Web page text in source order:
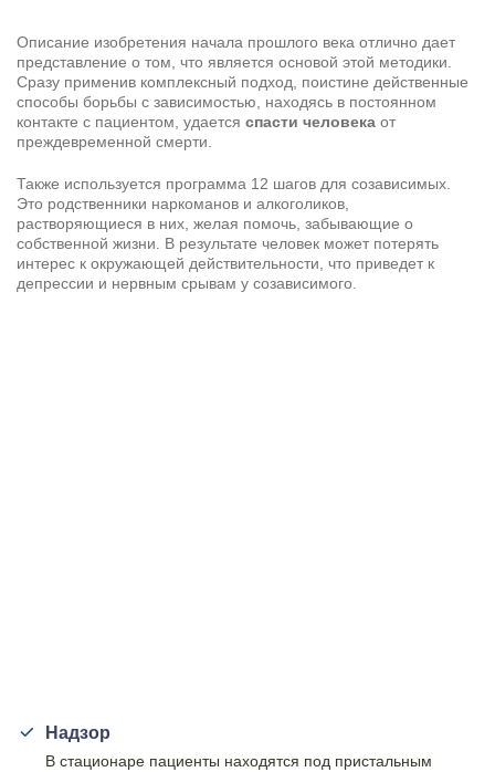
Описание изобретения начала прошлого века отлично дает
представление о том, что является основой этой методики.
Сразу применив комплексный подход, поистине действенные
способы борьбы с зависимостью, находясь в постоянном
контакте с пациентом, удается спасти человека от
преждевременной смерти.
Также используется программа 12 шагов для созависимых.
Это родственники наркоманов и алкоголиков,
растворяющиеся в них, желая помочь, забывающие о
собственной жизни. В результате человек может потерять
интерес к окружающей действительности, что приведет к
депрессии и нервным срывам у созависимого.
Надзор
В стационаре пациенты находятся под пристальным